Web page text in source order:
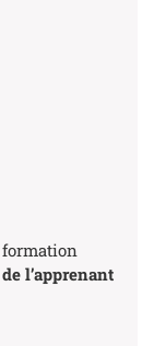
l’apprenant